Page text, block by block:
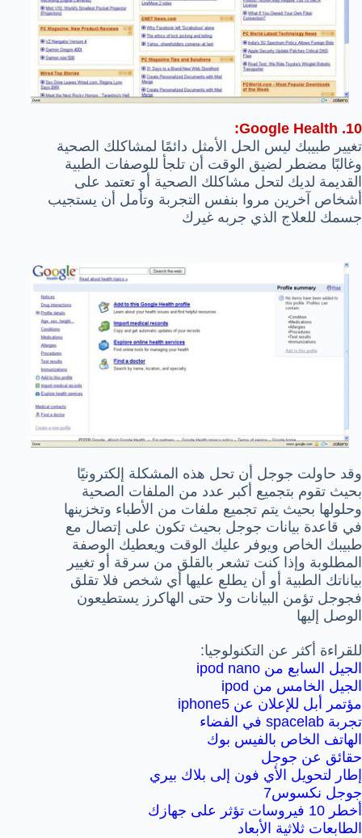
10. Google Health:
تغيير طبيبك ليس الحل الأمثل دائمًا لمشاكلك الصحية
وغالبًا مضطر لضيق الوقت أن تلجأ للوصفات الطبية
القديمة لديك لتحل مشاكلك الصحية أو تعتمد على
أشخاص آخرين مروا بنفس التجربة وتأمل أن يستجيب
جسمك للعلاج الذي جربه غيرك
وقد حاولت جوجل أن تحل هذه المشكلة إلكترونيًا
بحيث تقوم بتجميع أكبر عدد من الملفات الصحية
وحلولها بحيث يتم تجميع ملفات من الأطباء وتخزينها
في قاعدة بيانات جوجل بحيث تكون على إتصال مع
طبيبك الخاص ويوفر عليك الوقت ويعطيك الوصفة
المطلوبة وإذا كنت تشعر بالقلق من سرقة أو تغيير
بياناتك الطبية أو أن يطلع عليها أي شخص فلا تقلق
فجوجل تؤمن البيانات ولا حتى الهاكرز يستطيعون
الوصل إليها
للقراءة أكثر عن التكنولوجيا:
الجيل السابع من ipod nano
الجيل الخامس من ipod
مؤتمر أبل للإعلان عن iphone5
تجربة spacelab في الفضاء
الهاتف الخاص بالفيس بوك
حقائق عن جوجل
إطار لتحويل الأي فون إلى بلاك بيري
جوجل نكسوس7
أخطر 10 فيروسات تؤثر على جهازك
الطابعات ثلاثية الأبعاد